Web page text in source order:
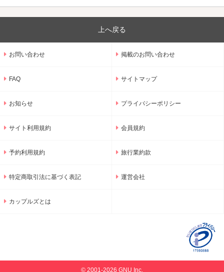
上へ戻る
お問い合わせ 掲載のお問い合わせ
FAQ サイトマップ
お知らせ プライバシーポリシー
サイト利用規約 会員規約
予約利用規約 旅行業約款
特定商取引法に基づく表記 運営会社
カップルズとは
© 2001-2026 GNU Inc.